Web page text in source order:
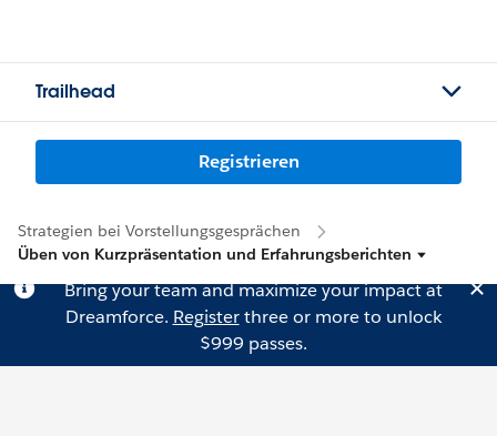
Trailhead
Registrieren
Strategien bei Vorstellungsgesprächen
Üben von Kurzpräsentation und Erfahrungsberichten
Bring your team and maximize your impact at
Dreamforce. Registerthree or more to unlock
$999 passes.